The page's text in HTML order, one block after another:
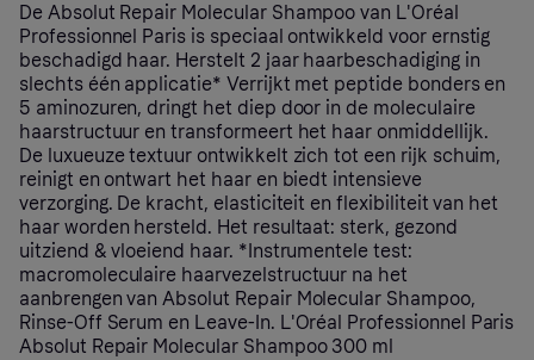
De Absolut Repair Molecular Shampoo van L'Oréal
Professionnel Paris is speciaal ontwikkeld voor ernstig
beschadigd haar. Herstelt 2 jaar haarbeschadiging in
slechts één applicatie* Verrijkt met peptide bonders en
5 aminozuren, dringt het diep door in de moleculaire
haarstructuur en transformeert het haar onmiddellijk.
De luxueuze textuur ontwikkelt zich tot een rijk schuim,
reinigt en ontwart het haar en biedt intensieve
verzorging. De kracht, elasticiteit en flexibiliteit van het
haar worden hersteld. Het resultaat: sterk, gezond
uitziend & vloeiend haar. *Instrumentele test:
macromoleculaire haarvezelstructuur na het
aanbrengen van Absolut Repair Molecular Shampoo,
Rinse-Off Serum en Leave-In. L'Oréal Professionnel Paris
Absolut Repair Molecular Shampoo 300 ml